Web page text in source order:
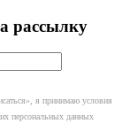
рассылку
я принимаю условия
персональных данных